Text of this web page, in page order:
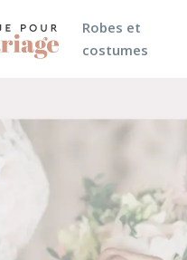
Robes et
costumes